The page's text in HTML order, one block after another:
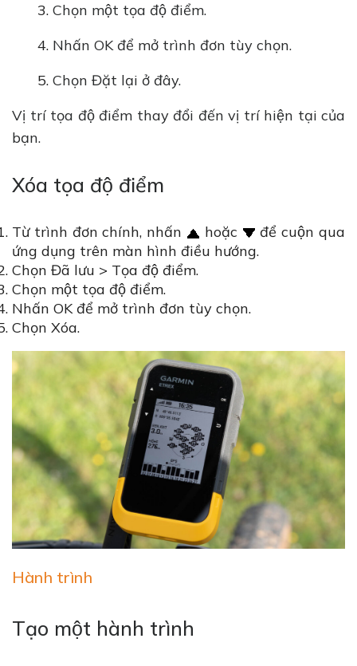
Chọn một tọa độ điểm.
Nhấn OK để mở trình đơn tùy chọn.
Chọn Đặt lại ở đây.
Vị trí tọa độ điểm thay đổi đến vị trí hiện tại của
bạn.
Xóa tọa độ điểm
Từ trình đơn chính, nhấn hoặc
để cuộn qua
ứng dụng trên màn hình điều hướng.
Chọn Đã lưu > Tọa độ điểm.
Chọn một tọa độ điểm.
Nhấn OK để mở trình đơn tùy chọn.
Chọn Xóa.
Hành trình
Tạo một hành trình